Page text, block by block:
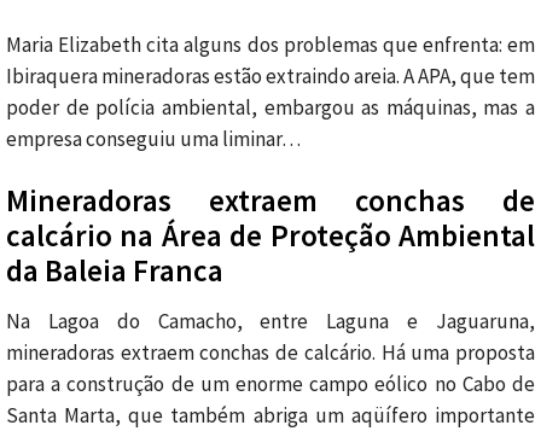
Maria Elizabeth cita alguns dos problemas que enfrenta: em
Ibiraquera mineradoras estão extraindo areia. A APA, que tem
poder de polícia ambiental, embargou as máquinas, mas a
empresa conseguiu uma liminar…
Mineradoras extraem conchas de
calcário na Área de Proteção Ambiental
da Baleia Franca
Na Lagoa do Camacho, entre Laguna e Jaguaruna,
mineradoras extraem conchas de calcário. Há uma proposta
para a construção de um enorme campo eólico no Cabo de
Santa Marta, que também abriga um aqüífero importante